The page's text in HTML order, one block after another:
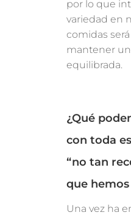
por lo que
variedad en
comidas
mantener
equilibrada.
¿Qué
con toda
“no tan
que
Una vez ha